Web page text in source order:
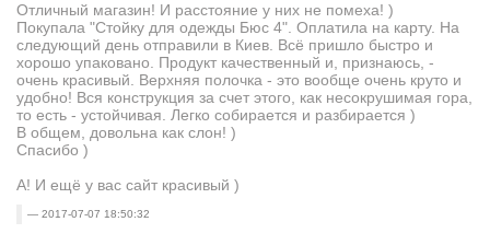
Отличный магазин! И расстояние у них не помеха! )
Покупала "Стойку для одежды Бюс 4". Оплатила на карту. На
следующий день отправили в Киев. Всё пришло быстро и
хорошо упаковано. Продукт качественный и, признаюсь, -
очень красивый. Верхняя полочка - это вообще очень круто и
удобно! Вся конструкция за счет этого, как несокрушимая гора,
то есть - устойчивая. Легко собирается и разбирается )
В общем, довольна как слон! )
Спасибо )
А! И ещё у вас сайт красивый )
2017-07-07 18:50:32